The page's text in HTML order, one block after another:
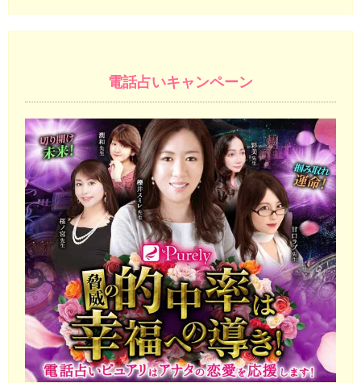
電話占いキャンペーン